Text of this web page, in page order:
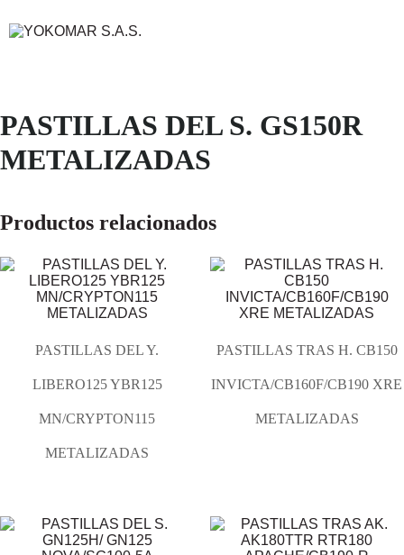
PASTILLAS DEL S. GS150R
METALIZADAS
Productos relacionados
PASTILLAS DEL Y.
LIBERO125 YBR125
MN/CRYPTON115
METALIZADAS
PASTILLAS TRAS H. CB150
INVICTA/CB160F/CB190 XRE
METALIZADAS